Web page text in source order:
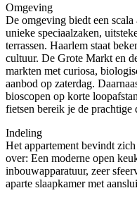
Omgeving
De omgeving biedt een
unieke speciaalzaken,
terrassen. Haarlem staat
cultuur. De Grote Markt en
markten met curiosa,
aanbod op zaterdag.
bioscopen op korte
fietsen bereik je de prachtige
Indeling
Het appartement bevindt
over: Een moderne open
inbouwapparatuur, zeer
aparte slaapkamer met